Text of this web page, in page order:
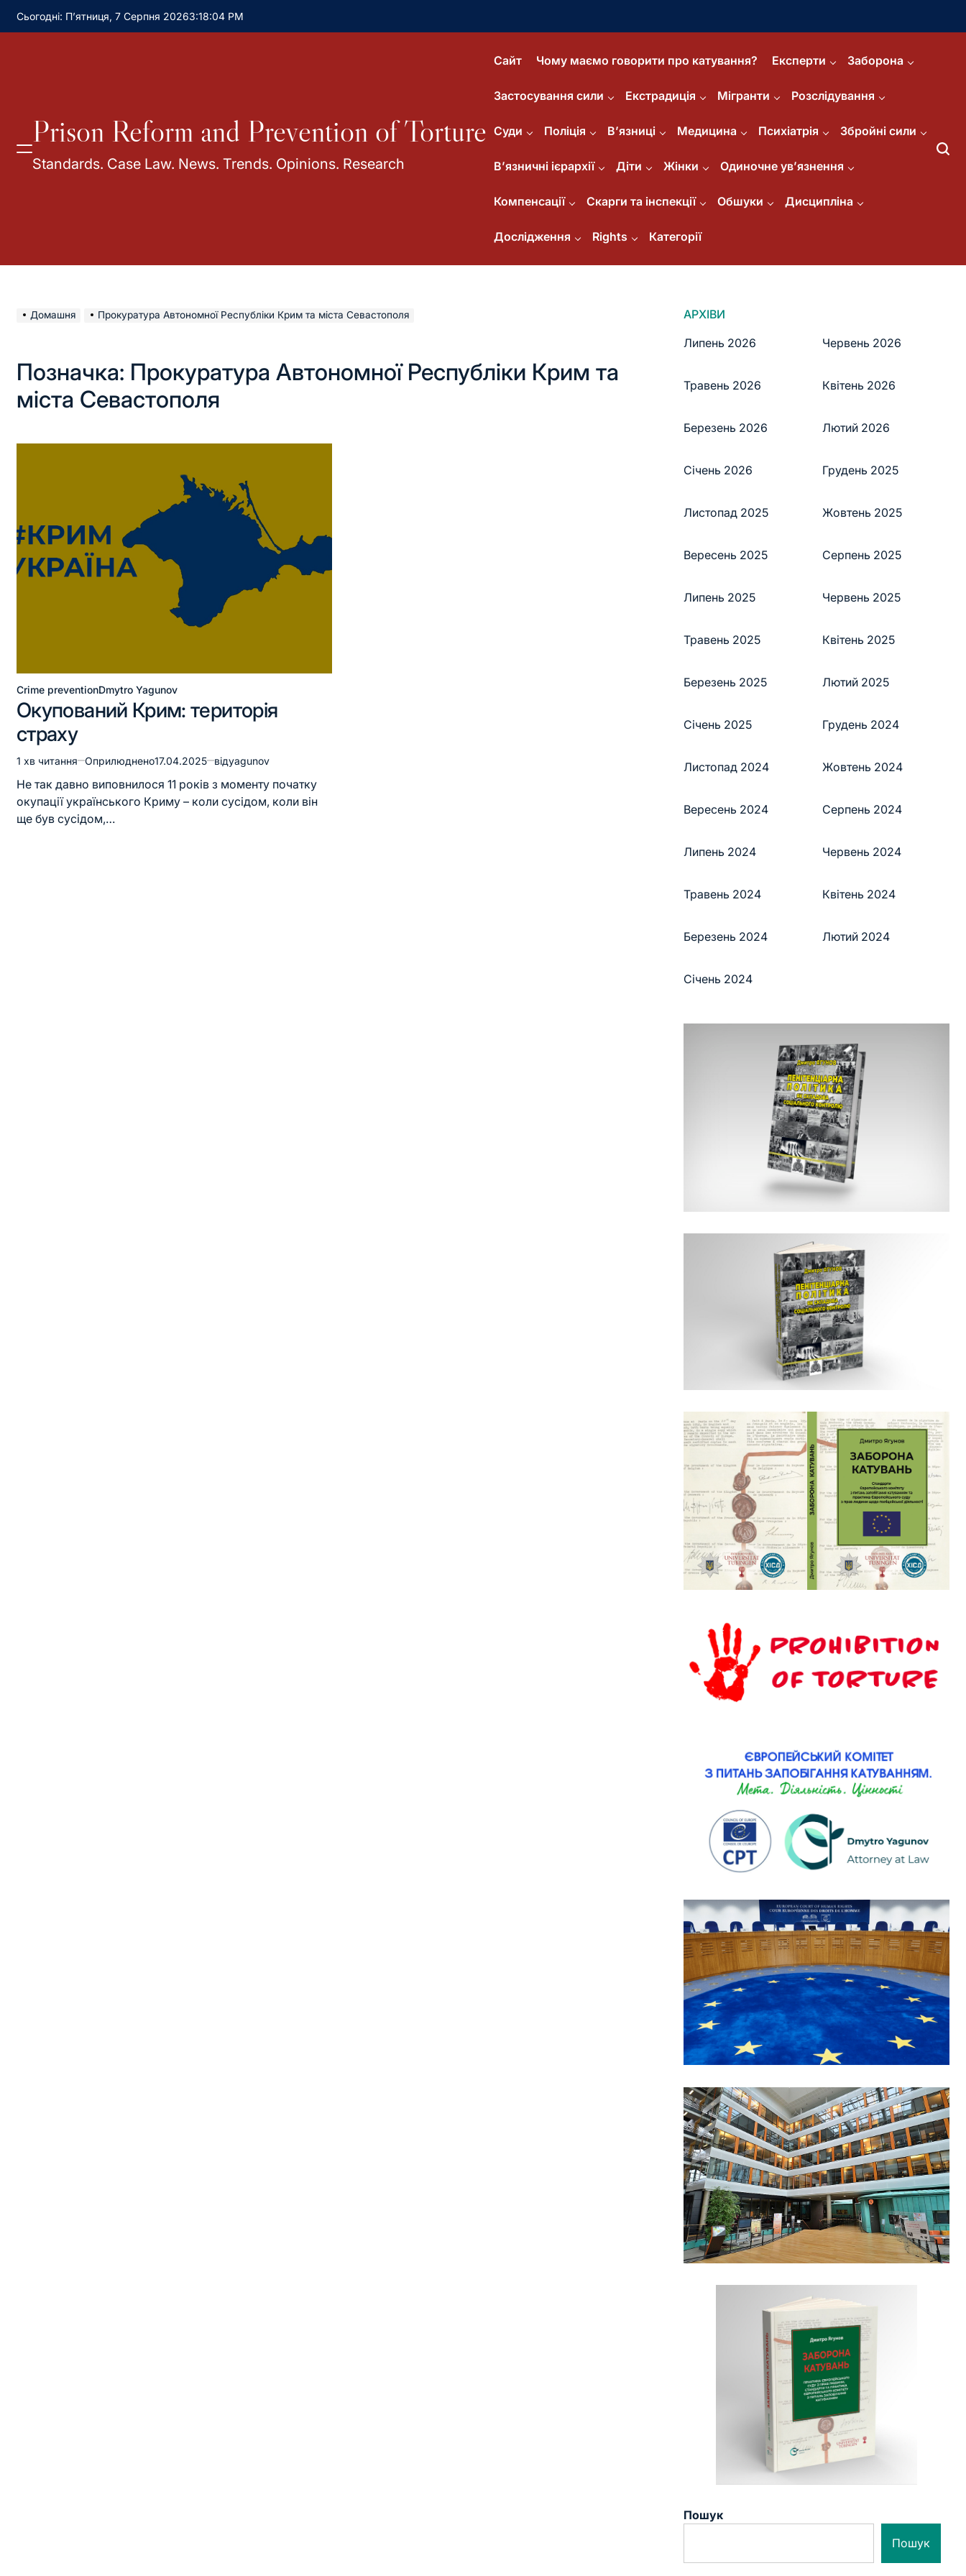
Сьогодні: П’ятниця, 7 Серпня 20263:18:05 PM
Prison Reform and Prevention of Torture
Standards. Case Law. News. Trends. Opinions. Research
Сайт Чому маємо говорити про катування? Експерти Заборона
Застосування сили Екстрадиція Мігранти Розслідування
Суди Поліція В’язниці Медицина Психіатрія Збройні сили
В’язничні ієрархії Діти Жінки Одиночне ув’язнення
Компенсації Скарги та інспекції Обшуки Дисципліна
Дослідження Rights Категорії
Домашня Прокуратура Автономної Республіки Крим та міста Севастополя
Позначка: Прокуратура Автономної Республіки Крим та
міста Севастополя
Crime preventionDmytro Yagunov
Окупований Крим: територія
страху
1 хв читання Оприлюднено17.04.2025 відyagunov
Не так давно виповнилося 11 років з моменту початку
окупації українського Криму – коли сусідом, коли він
ще був сусідом,…
АРХІВИ
Липень 2026
Червень 2026
Травень 2026 Квітень 2026
Березень 2026 Лютий 2026
Січень 2026 Грудень 2025
Листопад 2025 Жовтень 2025
Вересень 2025 Серпень 2025
Липень 2025 Червень 2025
Травень 2025 Квітень 2025
Березень 2025 Лютий 2025
Січень 2025 Грудень 2024
Листопад 2024 Жовтень 2024
Вересень 2024 Серпень 2024
Липень 2024 Червень 2024
Травень 2024 Квітень 2024
Березень 2024 Лютий 2024
Січень 2024
Пошук
Пошук